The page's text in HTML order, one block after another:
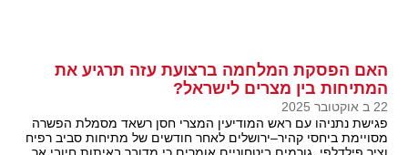
האם הפסקת המלחמה ברצועת עזה תרגיע את
המתיחות בין מצרים לישראל?
22 ב אוקטובר 2025
פגישת נתניהו עם ראש המודיעין המצרי חסן רשאד מסמלת הפשרה
מסויימת ביחסי קהיר–ירושלים לאחר חודשים של מתיחות סביב רפיח